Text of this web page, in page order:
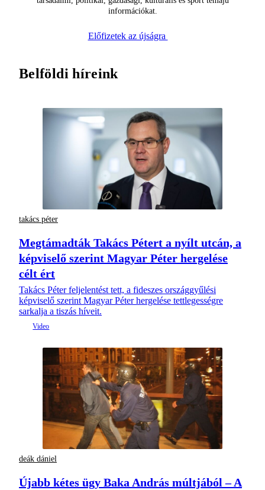
információkat.
Előfizetek az újságra
Belföldi híreink
takács péter
Megtámadták Takács Pétert a nyílt utcán, a
képviselő szerint Magyar Péter hergelése
célt ért
Takács Péter feljelentést tett, a fideszes országgyűlési
képviselő szerint Magyar Péter hergelése tettlegességre
sarkalja a tiszás híveit.
deák dániel
Újabb kétes ügy Baka András múltjából – A